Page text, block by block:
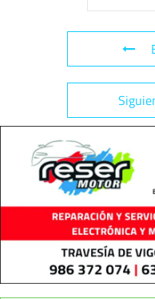
Leaflet| ©